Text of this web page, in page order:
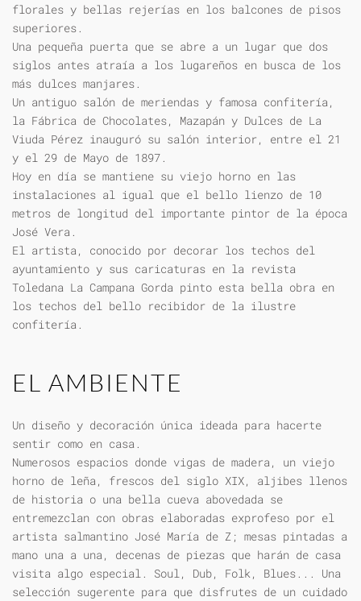
florales y bellas rejerías en los balcones de pisos
superiores.
Una pequeña puerta que se abre a un lugar que dos
siglos antes atraía a los lugareños en busca de los
más dulces manjares.
Un antiguo salón de meriendas y famosa confitería,
la Fábrica de Chocolates, Mazapán y Dulces de La
Viuda Pérez inauguró su salón interior, entre el 21
y el 29 de Mayo de 1897.
Hoy en día se mantiene su viejo horno en las
instalaciones al igual que el bello lienzo de 10
metros de longitud del importante pintor de la época
José Vera.
El artista, conocido por decorar los techos del
ayuntamiento y sus caricaturas en la revista
Toledana La Campana Gorda pinto esta bella obra en
los techos del bello recibidor de la ilustre
confitería.
EL AMBIENTE
Un diseño y decoración única ideada para hacerte
sentir como en casa.
Numerosos espacios donde vigas de madera, un viejo
horno de leña, frescos del siglo XIX, aljibes llenos
de historia o una bella cueva abovedada se
entremezclan con obras elaboradas exprofeso por el
artista salmantino José María de Z; mesas pintadas a
mano una a una, decenas de piezas que harán de casa
visita algo especial. Soul, Dub, Folk, Blues... Una
selección sugerente para que disfrutes de un cuidado